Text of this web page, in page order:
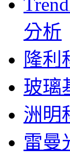
分析
隆利
玻璃
洲明
雷曼